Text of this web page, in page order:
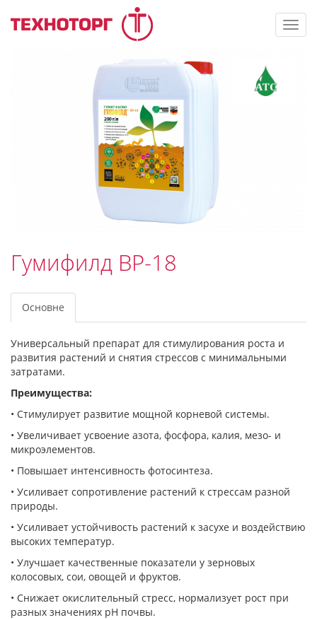
Гумифилд ВР-18
Основне
Универсальный препарат для стимулирования роста и
развития растений и снятия стрессов с минимальными
затратами.
Преимущества:
• Стимулирует развитие мощной корневой системы.
• Увеличивает усвоение азота, фосфора, калия, мезо- и
микроэлементов.
• Повышает интенсивность фотосинтеза.
• Усиливает сопротивление растений к стрессам разной
природы.
• Усиливает устойчивость растений к засухе и воздействию
высоких температур.
• Улучшает качественные показатели у зерновых
колосовых, сои, овощей и фруктов.
• Снижает окислительный стресс, нормализует рост при
разных значениях рН почвы.